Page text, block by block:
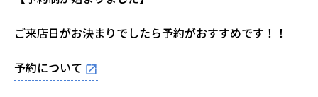
ご来店日がお決まりでしたら予約がおすすめです！！
予約について